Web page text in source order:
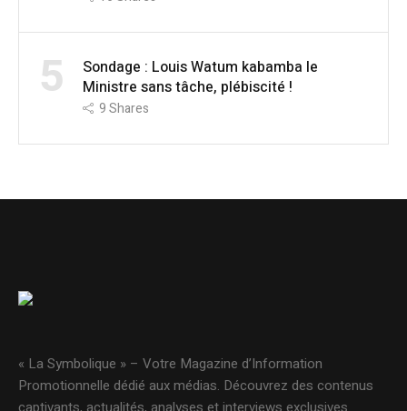
5
Sondage : Louis Watum kabamba le
Ministre sans tâche, plébiscité !
9Shares
« La Symbolique » – Votre Magazine d’Information
Promotionnelle dédié aux médias. Découvrez des contenus